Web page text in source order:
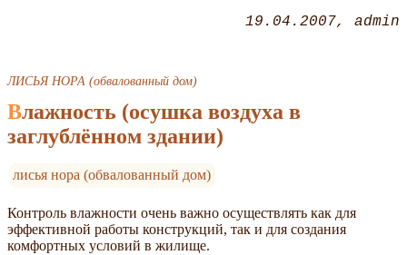
19.04.2007 admin
ЛИСЬЯ НОРА (обвалованный дом)
Влажность (осушка воздуха в
заглублённом здании)
лисья нора (обвалованный дом)
Контроль влажности очень важно осуществлять как для
эффективной работы конструкций, так и для создания
комфортных условий в жилище.